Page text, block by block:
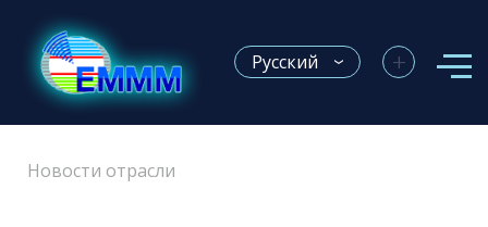
Русский +
Новости отрасли